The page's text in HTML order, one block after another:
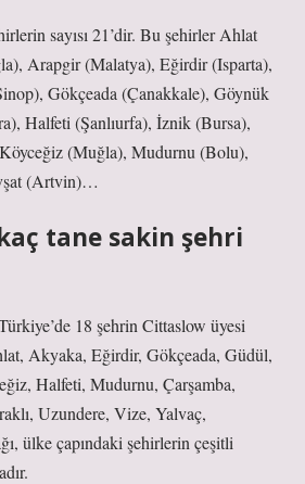
sayısı 21’dir. Bu şehirler Ahlat
Arapgir (Malatya), Eğirdir (Isparta),
Gökçeada (Çanakkale), Göynük
Halfeti (Şanlıurfa), İznik (Bursa),
(Muğla), Mudurnu (Bolu),
(Artvin)…
tane sakin şehri
18 şehrin Cittaslow üyesi
Akyaka, Eğirdir, Gökçeada, Güdül,
Halfeti, Mudurnu, Çarşamba,
Uzundere, Vize, Yalvaç,
ülke çapındaki şehirlerin çeşitli